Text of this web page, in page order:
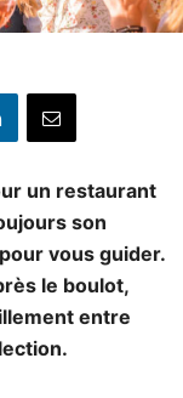
un restaurant
son
vous guider.
le boulot,
entre